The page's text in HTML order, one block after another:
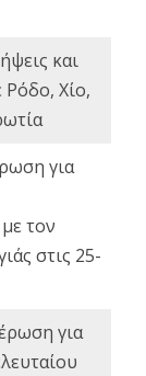
και
Ρόδο, Χίο,
για
τον
στις 25-
για